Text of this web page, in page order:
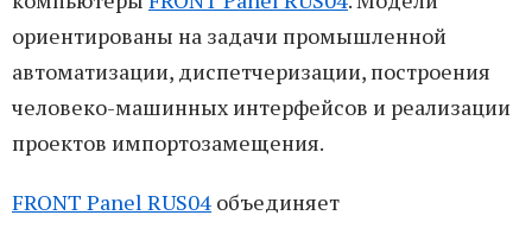
ориентированы на задачи промышленной
автоматизации, диспетчеризации, построения
человеко-машинных интерфейсов и реализации
проектов импортозамещения.
FRONT Panel RUS04 объединяет